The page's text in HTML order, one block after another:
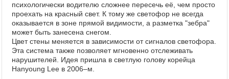
Фототоп
Видеотоп
психологически водителю сложнее пересечь её, чем просто
проехать на красный свет. К тому же светофор не всегда
оказывается в зоне прямой видимости, а разметка "зебра"
может быть занесена снегом.
Цвет стены меняется в зависимости от сигналов светофора.
Эта система также позволяет мгновенно отслеживать
нарушителей. Идея пришла в светлую голову корейца
Hanyoung Lee в 2006–м.